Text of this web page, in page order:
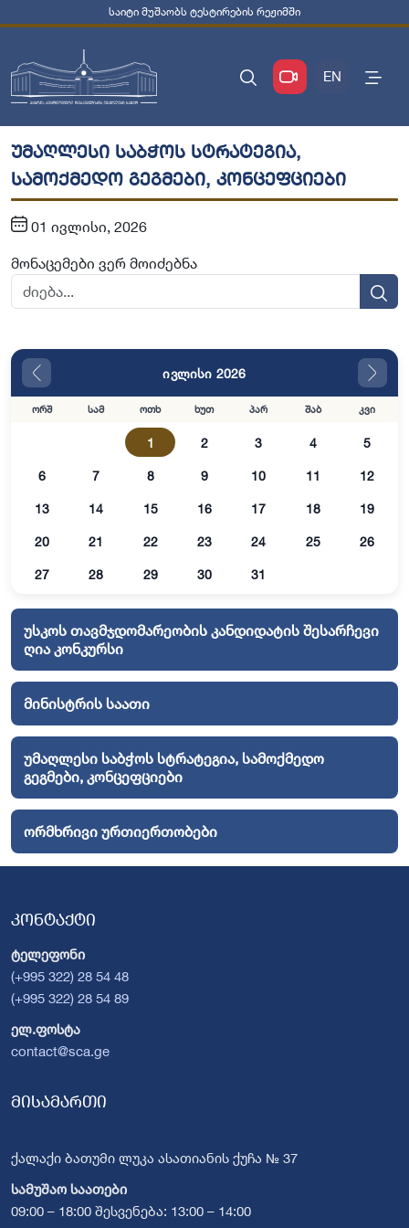
საიტი მუშაობს ტესტირების რეჟიმში
EN
უმაღლესი საბჭოს სტრატეგია,
სამოქმედო გეგმები, კონცეფციები
01 ივლისი, 2026
მონაცემები ვერ მოიძებნა
ივლისი 2026
ორშ სამ ოთხ ხუთ პარ შაბ კვი
1 2 3 4 5
6 7 8 9 10 11 12
13 14 15 16 17 18 19
20 21 22 23 24 25 26
27 28 29 30 31
უსკოს თავმჯდომარეობის კანდიდატის შესარჩევი
ღია კონკურსი
მინისტრის საათი
უმაღლესი საბჭოს სტრატეგია, სამოქმედო
გეგმები, კონცეფციები
ორმხრივი ურთიერთობები
კონტაქტი
ტელეფონი
(+995 322) 28 54 48
(+995 322) 28 54 89
ელ.ფოსტა
contact@sca.ge
მისამართი
ქალაქი ბათუმი ლუკა ასათიანის ქუჩა № 37
სამუშაო საათები
09:00 – 18:00 შესვენება: 13:00 – 14:00